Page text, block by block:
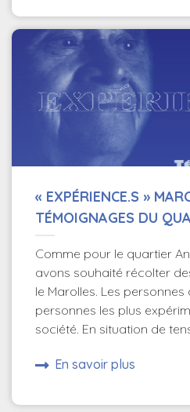
« EXPÉRIENCE.S »
TÉMOIGNAGES DU
Comme pour le quartier
avons souhaité récolter
le Marolles. Les
personnes les plus
société. En situation de
En savoir plus